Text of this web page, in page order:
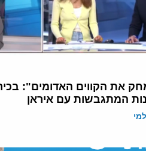
את הקווים האדומים":
המתגבשות עם איראן